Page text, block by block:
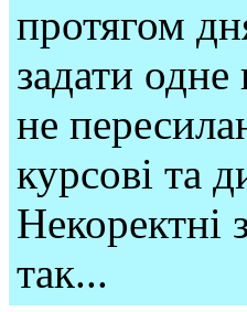
протягом
задати
не
курсові та
Некоректні
так...